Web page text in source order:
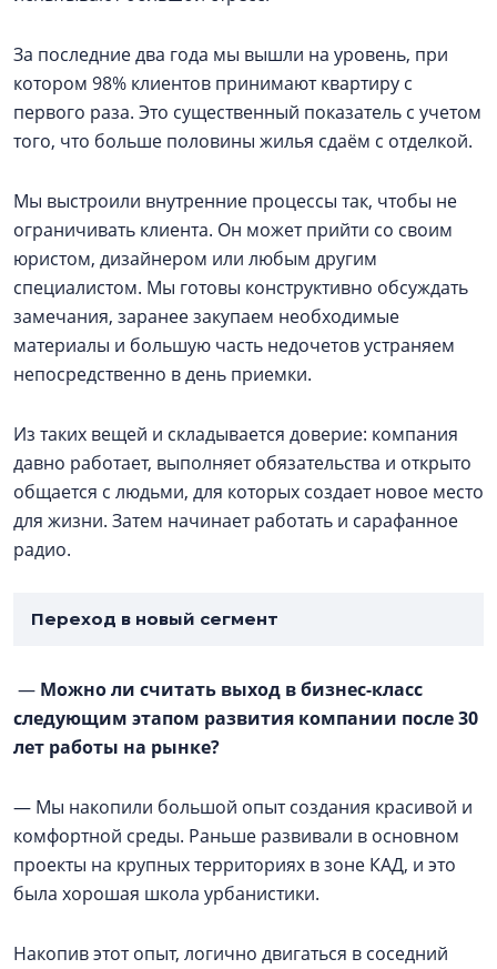
За последние два года мы вышли на уровень, при
котором 98% клиентов принимают квартиру с
первого раза. Это существенный показатель с учетом
того, что больше половины жилья сдаём с отделкой.
Мы выстроили внутренние процессы так, чтобы не
ограничивать клиента. Он может прийти со своим
юристом, дизайнером или любым другим
специалистом. Мы готовы конструктивно обсуждать
замечания, заранее закупаем необходимые
материалы и большую часть недочетов устраняем
непосредственно в день приемки.
Из таких вещей и складывается доверие: компания
давно работает, выполняет обязательства и открыто
общается с людьми, для которых создает новое место
для жизни. Затем начинает работать и сарафанное
радио.
Переход в новый сегмент
— Можно ли считать выход в бизнес-класс
следующим этапом развития компании после 30
лет работы на рынке?
— Мы накопили большой опыт создания красивой и
комфортной среды. Раньше развивали в основном
проекты на крупных территориях в зоне КАД, и это
была хорошая школа урбанистики.
Накопив этот опыт, логично двигаться в соседний